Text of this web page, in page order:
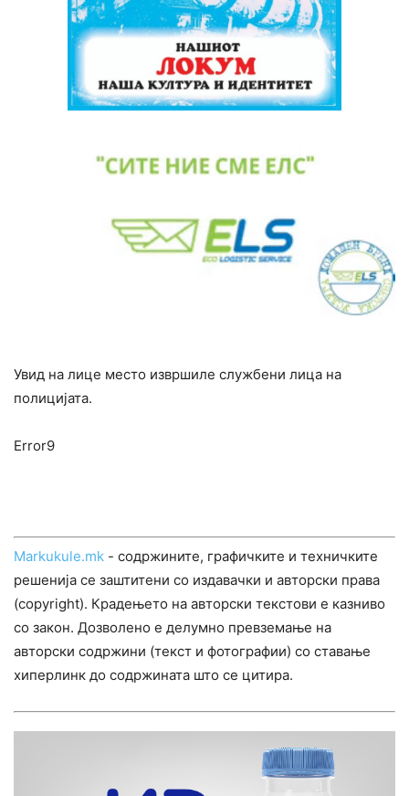
Увид на лице место извршиле службени лица на
полицијата.
Error9
Markukule.mk - содржините, графичките и техничките
решенија се заштитени со издавачки и авторски права
(copyright). Крадењето на авторски текстови е казниво
со закон. Дозволено е делумно превземање на
авторски содржини (текст и фотографии) со ставање
хиперлинк до содржината што се цитира.